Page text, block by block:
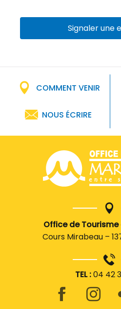
Signaler une
COMMENT VENIR
NOUS ÉCRIRE
Office de
Cours Mirabeau –
TEL :04 42